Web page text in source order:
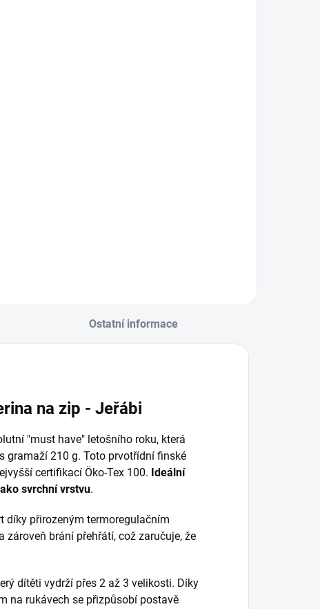
Ostatní informace
na zip - Jeřábi
"must have" letošního roku, která
gramaží 210 g. Toto prvotřídní finské
certifikací Öko-Tex 100. Ideální
svrchní vrstvu.
díky přirozeným termoregulačním
brání přehřátí, což zaručuje, že
dítěti vydrží přes 2 až 3 velikosti. Díky
na rukávech se přizpůsobí postavě